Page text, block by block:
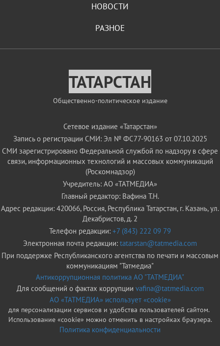
НОВОСТИ
РАЗНОЕ
ТАТАРСТАН
Общественно-политическое издание
Сетевое издание «Татарстан»
Запись о регистрации СМИ: Эл № ФС77-90163 от 07.10.2025
СМИ зарегистрировано Федеральной службой по надзору в сфере
связи, информационных технологий и массовых коммуникаций
(Роскомнадзор)
Учредитель: АО «ТАТМЕДИА»
Главный редактор: Вафина Т.Н.
Адрес редакции: 420066, Россия, Республика Татарстан, г. Казань, ул.
Декабристов, д. 2
Телефон редакции: +7 (843) 222 09 79
Электронная почта редакции: tatarstan@tatmedia.com
При поддержке Республиканского агентства по печати и массовым
коммуникациям "Татмедиа"
Антикоррупционная политика АО "ТАТМЕДИА"
Для сообщений о фактах коррупции vafina@tatmedia.com
АО «ТАТМЕДИА» использует «cookie»
для персонализации сервисов и удобства пользователей сайтом.
Использование «cookie» можно отменить в настройках браузера.
Политика конфиденциальности